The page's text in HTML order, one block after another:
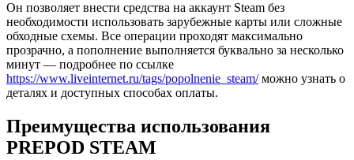
Он позволяет внести средства на аккаунт Steam без
необходимости использовать зарубежные карты или сложные
обходные схемы. Все операции проходят максимально
прозрачно, а пополнение выполняется буквально за несколько
минут — подробнее по ссылке
https://www.liveinternet.ru/tags/popolnenie_steam/можно узнать о
деталях и доступных способах оплаты.
Преимущества использования
PREPOD STEAM